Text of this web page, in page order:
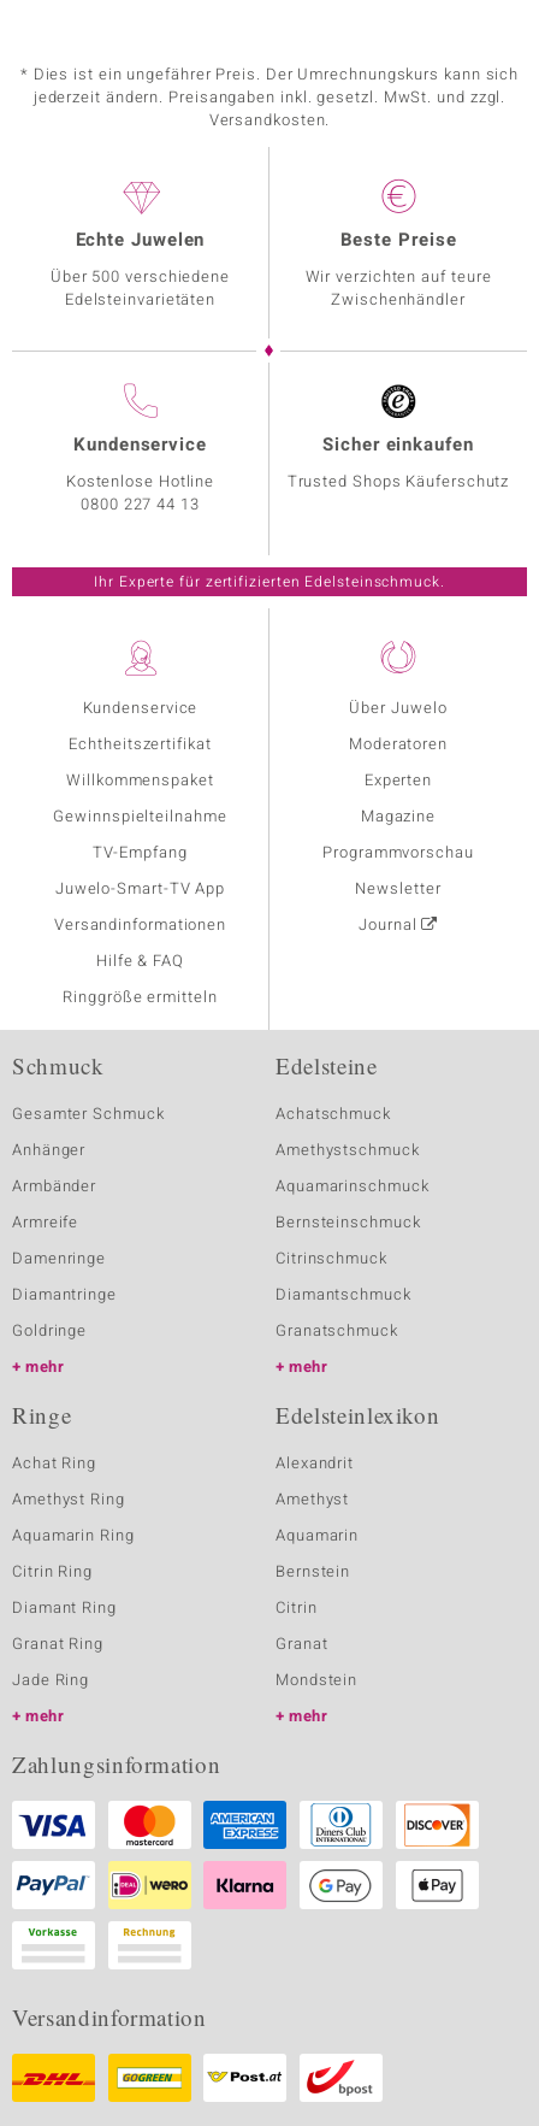
* Dies ist ein ungefährer Preis. Der Umrechnungskurs kann sich
jederzeit ändern. Preisangaben inkl. gesetzl. MwSt. und zzgl.
Versandkosten.
Kundenservice
Echtheitszertifikat
Willkommenspaket
Gewinnspielteilnahme
TV-Empfang
Juwelo-Smart-TV App
Versandinformationen
Hilfe & FAQ
Ringgröße ermitteln
Über Juwelo
Moderatoren
Experten
Magazine
Programmvorschau
Newsletter
Journal
Echte Juwelen
Über 500 verschiedene
Edelsteinvarietäten
Beste Preise
Wir verzichten auf teure
Zwischenhändler
Kundenservice
Kostenlose Hotline
0800 227 44 13
Sicher einkaufen
Trusted Shops Käuferschutz
Ihr Experte für zertifizierten Edelsteinschmuck.
Schmuck
Gesamter Schmuck
Anhänger
Armbänder
Armreife
Damenringe
Diamantringe
Goldringe
mehr
Edelsteine
Achatschmuck
Amethystschmuck
Aquamarinschmuck
Bernsteinschmuck
Citrinschmuck
Diamantschmuck
Granatschmuck
mehr
Ringe
Achat Ring
Amethyst Ring
Aquamarin Ring
Citrin Ring
Diamant Ring
Granat Ring
Jade Ring
mehr
Edelsteinlexikon
Alexandrit
Amethyst
Aquamarin
Bernstein
Citrin
Granat
Mondstein
mehr
Zahlungsinformation
Versandinformation